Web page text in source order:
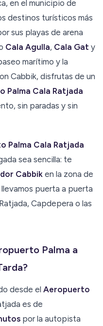
en el municipio de
destinos turísticos más
sus playas de arena
Cala Agulla, Cala Gat y
marítimo y la
Cabbik, disfrutas de un
Palma Cala Ratjada
sin paradas y sin
Palma Cala Ratjada
sea sencilla: te
Cabbiken la zona de
puerta a puerta
Capdepera o las
Palma a
desde el Aeropuerto
es de
por la autopista